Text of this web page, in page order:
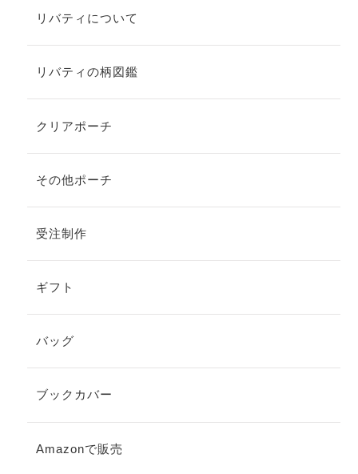
リバティについて
リバティの柄図鑑
クリアポーチ
その他ポーチ
受注制作
ギフト
バッグ
ブックカバー
Amazonで販売